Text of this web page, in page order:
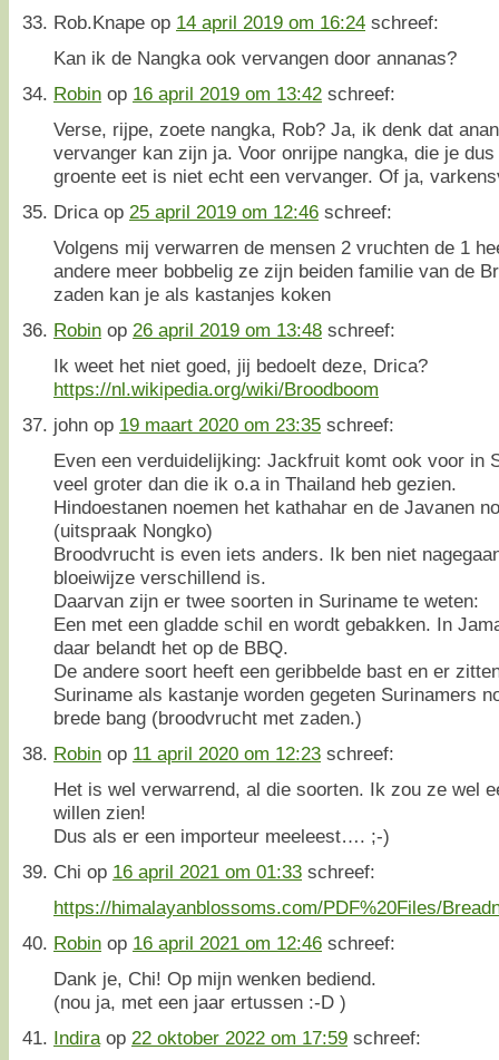
Rob.Knape op 14 april 2019 om 16:24 schreef:
Kan ik de Nangka ook vervangen door annanas?
Robin op 16 april 2019 om 13:42 schreef:
Verse, rijpe, zoete nangka, Rob? Ja, ik denk dat
vervanger kan zijn ja. Voor onrijpe nangka, die je
groente eet is niet echt een vervanger. Of ja,
Drica op 25 april 2019 om 12:46 schreef:
Volgens mij verwarren de mensen 2 vruchten de 1
andere meer bobbelig ze zijn beiden familie van de
zaden kan je als kastanjes koken
Robin op 26 april 2019 om 13:48 schreef:
Ik weet het niet goed, jij bedoelt deze, Drica?
https://nl.wikipedia.org/wiki/Broodboom
john op 19 maart 2020 om 23:35 schreef:
Even een verduidelijking: Jackfruit komt ook voor in
veel groter dan die ik o.a in Thailand heb gezien.
Hindoestanen noemen het kathahar en de Javanen
(uitspraak Nongko)
Broodvrucht is even iets anders. Ik ben niet
bloeiwijze verschillend is.
Daarvan zijn er twee soorten in Suriname te weten:
Een met een gladde schil en wordt gebakken. In
daar belandt het op de BBQ.
De andere soort heeft een geribbelde bast en er
Suriname als kastanje worden gegeten Surinamers
brede bang (broodvrucht met zaden.)
Robin op 11 april 2020 om 12:23 schreef:
Het is wel verwarrend, al die soorten. Ik zou ze wel
willen zien!
Dus als er een importeur meeleest…. ;-)
Chi op 16 april 2021 om 01:33 schreef:
https://himalayanblossoms.com/PDF%20Files/
Robin op 16 april 2021 om 12:46 schreef:
Dank je, Chi! Op mijn wenken bediend.
(nou ja, met een jaar ertussen :-D )
Indira op 22 oktober 2022 om 17:59 schreef: